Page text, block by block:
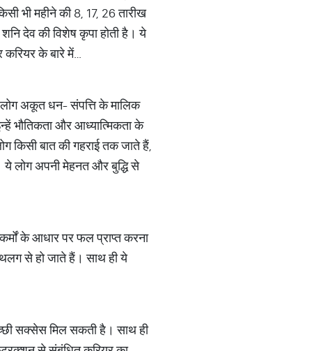
भी महीने की 8, 17, 26 तारीख
देव की विशेष कृपा होती है। ये
के बारे में…
लोग अकूत धन- संपत्ति के मालिक
भौतिकता और आध्यात्मिकता के
किसी बात की गहराई तक जाते हैं,
ये लोग अपनी मेहनत और बुद्धि से
के आधार पर फल प्राप्त करना
से हो जाते हैं। साथ ही ये
सक्सेस मिल सकती है। साथ ही